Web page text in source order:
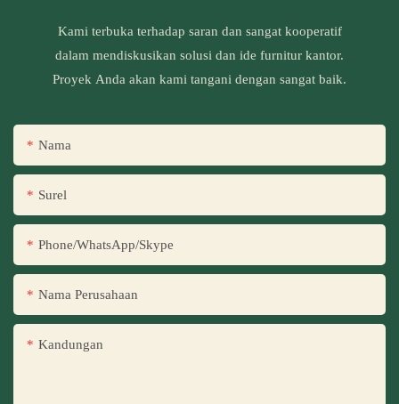
Kami terbuka terhadap saran dan sangat kooperatif
dalam mendiskusikan solusi dan ide furnitur kantor.
Proyek Anda akan kami tangani dengan sangat baik.
Nama
Surel
Phone/WhatsApp/Skype
Nama Perusahaan
Kandungan